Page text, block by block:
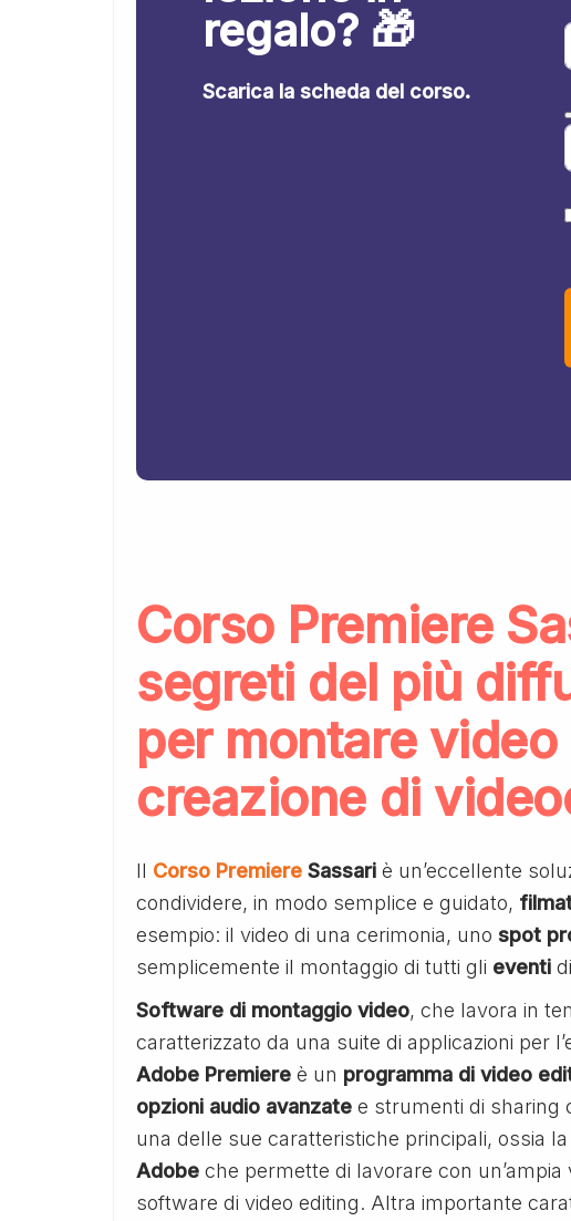
regalo? 🎁
Scarica la scheda del corso.
Corso Premiere
segreti del più
per montare video
creazione di
Il Corso Premiere Sassari è un’eccellente
condividere, in modo semplice e guidato,
esempio: il video di una cerimonia, uno spot
semplicemente il montaggio di tutti gli eventi
Software di montaggio video, che lavora in
caratterizzato da una suite di applicazioni per
Adobe Premiere è un programma di video
opzioni audio avanzate e strumenti di sharing
una delle sue caratteristiche principali, ossia la
Adobe che permette di lavorare con
software di video editing. Altra importante